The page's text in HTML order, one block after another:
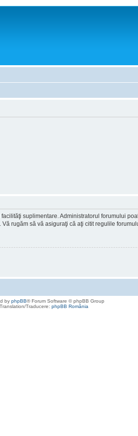
suplimentare. Administratorul forumului
rugăm să vă asiguraţi că aţi citit regulile
by phpBB® Forum Software © phpBB Group
Translation/Traducere: phpBB România